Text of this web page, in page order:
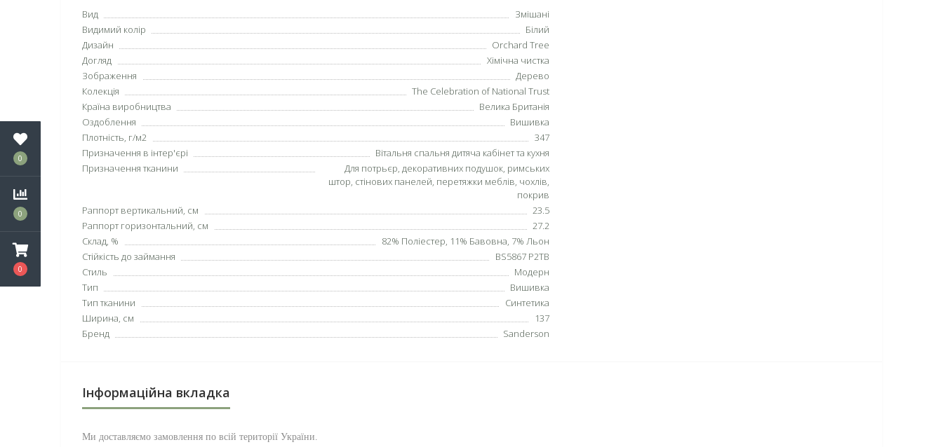
0
0
0
Вид
Змішані
Видимий колір
Білий
Дизайн
Orchard Tree
Догляд
Хімічна чистка
Зображення
Дерево
Колекція
The Celebration of National Trust
Країна виробництва
Велика Британія
Оздоблення
Вишивка
Плотність, г/м2
347
Призначення в інтер'єрі
Вітальня спальня дитяча кабінет та кухня
Призначення тканини
Для потрьєр, декоративних подушок, римських
штор, стінових панелей, перетяжки меблів, чохлів,
покрив
Раппорт вертикальний, см
23.5
Раппорт горизонтальний, см
27.2
Склад, %
82% Поліестер, 11% Бавовна, 7% Льон
Стійкість до займання
BS5867 P2TB
Стиль
Модерн
Тип
Вишивка
Тип тканини
Синтетика
Ширина, см
137
Бренд
Sanderson
Інформаційна вкладка
Ми доставляємо замовлення по всій території України.